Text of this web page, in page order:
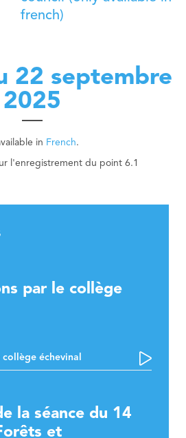
and Rural Guards department
Visiteur
french)
22 septembre
2025
in French.
l'enregistrement du point 6.1
par le collège
échevinal
la séance du 14
et